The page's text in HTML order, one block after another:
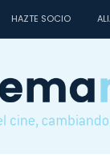
HAZTE SOCIO